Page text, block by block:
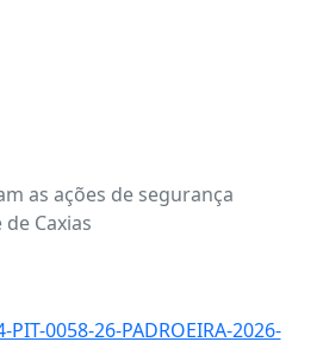
as ações de segurança
Caxias